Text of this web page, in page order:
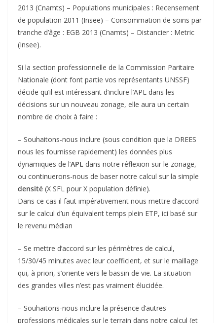
2013 (Cnamts) – Populations municipales : Recensement
de population 2011 (Insee) – Consommation de soins par
tranche d’âge : EGB 2013 (Cnamts) – Distancier : Metric
(Insee).
Si la section professionnelle de la Commission Paritaire
Nationale (dont font partie vos représentants UNSSF)
décide qu’il est intéressant d’inclure l’APL dans les
décisions sur un nouveau zonage, elle aura un certain
nombre de choix à faire :
– Souhaitons-nous inclure (sous condition que la DREES
nous les fournisse rapidement) les données plus
dynamiques de l’APL dans notre réflexion sur le zonage,
ou continuerons-nous de baser notre calcul sur la simple
densité (X SFL pour X population définie).
Dans ce cas il faut impérativement nous mettre d’accord
sur le calcul d’un équivalent temps plein ETP, ici basé sur
le revenu médian
– Se mettre d’accord sur les périmètres de calcul,
15/30/45 minutes avec leur coefficient, et sur le maillage
qui, à priori, s’oriente vers le bassin de vie. La situation
des grandes villes n’est pas vraiment élucidée.
– Souhaitons-nous inclure la présence d’autres
professions médicales sur le terrain dans notre calcul (et